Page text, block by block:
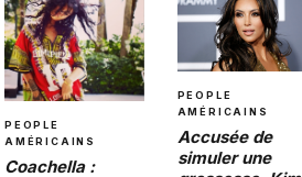
PEOPLE
AMÉRICAINS
Coachella :
PEOPLE
AMÉRICAINS
Accusée de
simuler une